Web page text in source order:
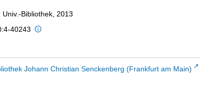
Bibliothek, 2013
40243
Johann Christian Senckenberg (Frankfurt am Main)